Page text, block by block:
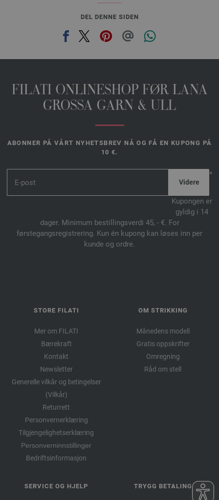
DEL DENNE SIDEN
FILATI ONLINESHOP FØR LANA
GROSSA GARN & ULL
ABONNER PÅ VÅRT NYHETSBREV NÅ OG FÅ EN KUPONG PÅ
10 €.
*
Kupongen er
gyldig i 14
dager. Minimum bestillingsverdi 45, - €. For
førstegangsregistrering. Kun én kupong kan løses inn per
kunde og ordre.
STORE FILATI
Mer om FILATI
Bærekraft
Kontakt
Newsletter
Generelle vilkår og betingelser
(Vilkår)
Returrett
Personvernerklæring
Tilgjengelighetserklæring
Personverninnstillinger
Bedriftsinformasjon
OM STRIKKING
Månedens modell
Gratis oppskrifter
Omregning
Råd om stell
SERVICE OG HJELP TRYGG BETALING